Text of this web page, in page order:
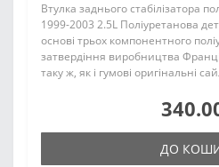
Втулка заднього стабілізатора
1999-2003 2.5L Поліуретанова
основі трьох компонентного
затвердіння виробництва
таку ж, як і гумові оригінальні
ДО